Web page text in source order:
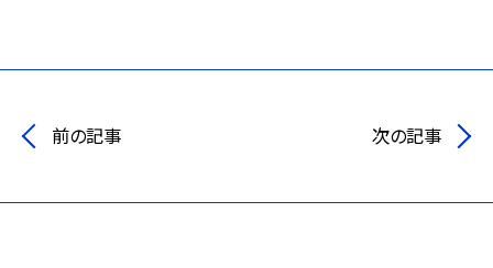
前の記事 次の記事